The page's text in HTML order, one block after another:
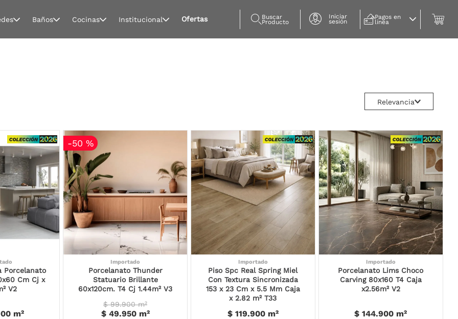
Baños Cocinas Institucional Ofertas Buscar
Producto
Iniciar
sesión
Pagos en
línea
Relevancia
Porcelanato
Cm Cj x
V2
m²
-50 %
Importado
Porcelanato Thunder
Statuario Brillante
60x120cm. T4 Cj 1.44m² V3
$ 99.900m²
$ 49.950m²
Importado
Piso Spc Real Spring Miel
Con Textura Sincronizada
153 x 23 Cm x 5.5 Mm Caja
x 2.82 m² T33
$ 119.900m²
Importado
Porcelanato Lims Choco
Carving 80x160 T4 Caja
x2.56m² V2
$ 144.900 m²